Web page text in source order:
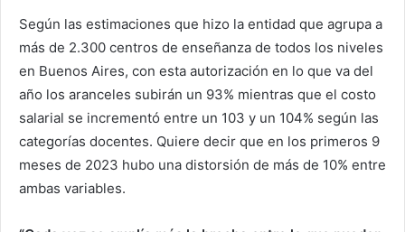
Según las estimaciones que hizo la entidad que agrupa a
más de 2.300 centros de enseñanza de todos los niveles
en Buenos Aires, con esta autorización en lo que va del
año los aranceles subirán un 93% mientras que el costo
salarial se incrementó entre un 103 y un 104% según las
categorías docentes. Quiere decir que en los primeros 9
meses de 2023 hubo una distorsión de más de 10% entre
ambas variables.